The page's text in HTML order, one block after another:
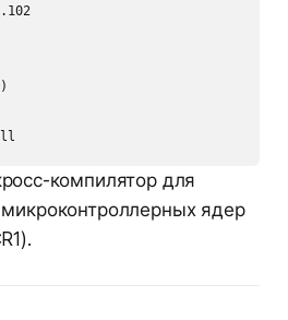
компилятор для
ядер